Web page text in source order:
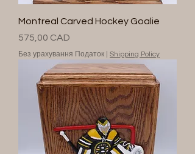
Montreal Carved Hockey Goalie
Ціна
575,00 CAD
Без урахування Податок Shipping Policy